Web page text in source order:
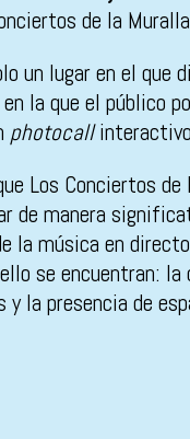
de la
un lugar en el
en la que el público
photocall
Los Conciertos
de manera
la música en
se encuentran:
la presencia de